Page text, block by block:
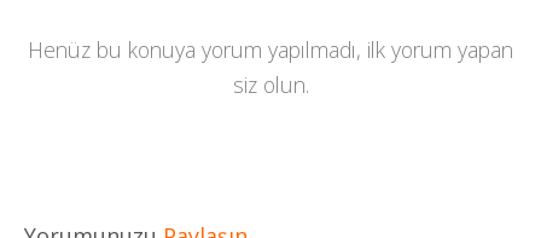
Henüz bu konuya yorum yapılmadı, ilk yorum yapan
siz olun.